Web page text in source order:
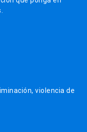
violencia de